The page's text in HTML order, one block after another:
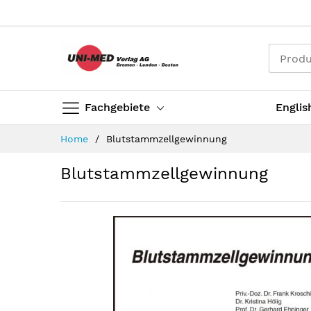
Fachgebiete
Home Blutstammzellgewinnung
Blutstammzellgewinnung